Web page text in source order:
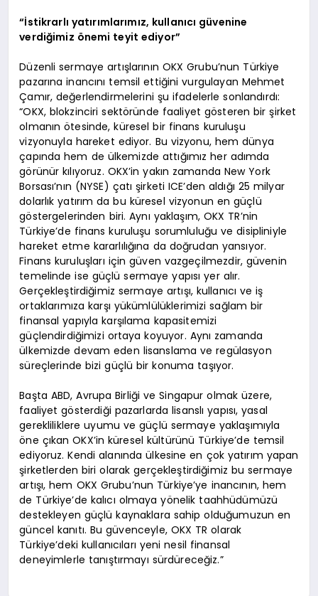
“İstikrarlı yatırımlarımız, kullanıcı güvenine
verdiğimiz önemi teyit ediyor”
Düzenli sermaye artışlarının OKX Grubu’nun Türkiye
pazarına inancını temsil ettiğini vurgulayan Mehmet
Çamır, değerlendirmelerini şu ifadelerle sonlandırdı:
“OKX, blokzinciri sektöründe faaliyet gösteren bir şirket
olmanın ötesinde, küresel bir finans kuruluşu
vizyonuyla hareket ediyor. Bu vizyonu, hem dünya
çapında hem de ülkemizde attığımız her adımda
görünür kılıyoruz. OKX’in yakın zamanda New York
Borsası’nın (NYSE) çatı şirketi ICE’den aldığı 25 milyar
dolarlık yatırım da bu küresel vizyonun en güçlü
göstergelerinden biri. Aynı yaklaşım, OKX TR’nin
Türkiye’de finans kuruluşu sorumluluğu ve disipliniyle
hareket etme kararlılığına da doğrudan yansıyor.
Finans kuruluşları için güven vazgeçilmezdir, güvenin
temelinde ise güçlü sermaye yapısı yer alır.
Gerçekleştirdiğimiz sermaye artışı, kullanıcı ve iş
ortaklarımıza karşı yükümlülüklerimizi sağlam bir
finansal yapıyla karşılama kapasitemizi
güçlendirdiğimizi ortaya koyuyor. Aynı zamanda
ülkemizde devam eden lisanslama ve regülasyon
süreçlerinde bizi güçlü bir konuma taşıyor.
Başta ABD, Avrupa Birliği ve Singapur olmak üzere,
faaliyet gösterdiği pazarlarda lisanslı yapısı, yasal
gerekliliklere uyumu ve güçlü sermaye yaklaşımıyla
öne çıkan OKX’in küresel kültürünü Türkiye’de temsil
ediyoruz. Kendi alanında ülkesine en çok yatırım yapan
şirketlerden biri olarak gerçekleştirdiğimiz bu sermaye
artışı, hem OKX Grubu’nun Türkiye’ye inancının, hem
de Türkiye’de kalıcı olmaya yönelik taahhüdümüzü
destekleyen güçlü kaynaklara sahip olduğumuzun en
güncel kanıtı. Bu güvenceyle, OKX TR olarak
Türkiye’deki kullanıcıları yeni nesil finansal
deneyimlerle tanıştırmayı sürdüreceğiz.”